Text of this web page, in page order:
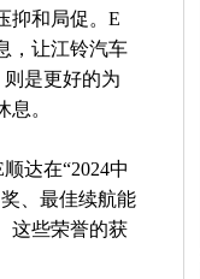
抑和局促。E
，让江铃汽车
是更好的为
。
达在“2024中
、最佳续航能
这些荣誉的获